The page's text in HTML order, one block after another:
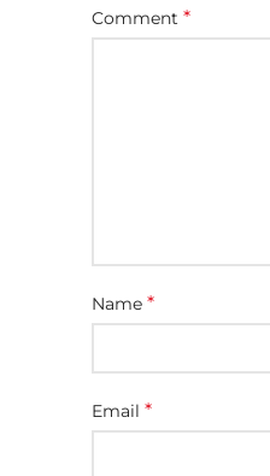
Comment *
Name *
Email *